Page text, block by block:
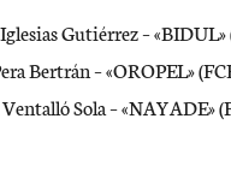
Gutiérrez –
Bertrán – «OROPEL»
Sola – «NAYADE»